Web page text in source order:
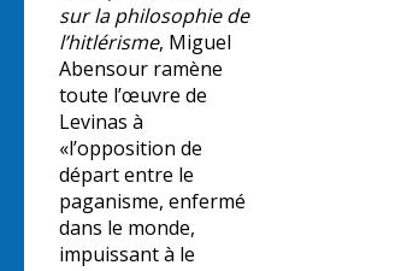
sur la philosophie de
l’hitlérisme, Miguel
Abensour ramène
toute l’œuvre de
Levinas à
«l’opposition de
départ entre le
paganisme, enfermé
dans le monde,
impuissant à le